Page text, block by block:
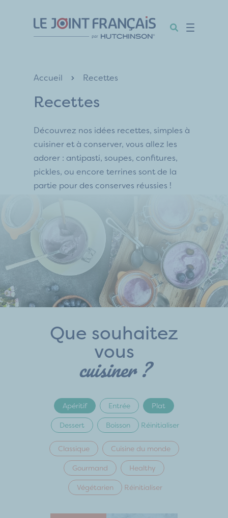
Accueil Recettes
Recettes
Découvrez nos idées recettes, simples à
cuisiner et à conserver, vous allez les
adorer : antipasti, soupes, confitures,
pickles, ou encore terrines sont de la
partie pour des conserves réussies !
Que souhaitez
vous
cuisiner ?
Apéritif Entrée Plat
Dessert Boisson Réinitialiser
Classique Cuisine du monde
Gourmand Healthy
Végétarien Réinitialiser